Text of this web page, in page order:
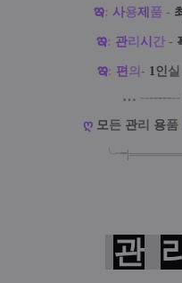
ఇ: 사용제 품 -
ఇ: 관리 시 간 -
ఇ: 편 의 - 1 인 실
… ---------
ღ 모 든 관리 용품
╰╼|══════
관 리